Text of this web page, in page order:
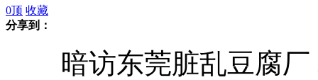
韩美开始“关键决心”联合军演
0顶 收藏
分享到：
暗访东莞脏乱豆腐厂